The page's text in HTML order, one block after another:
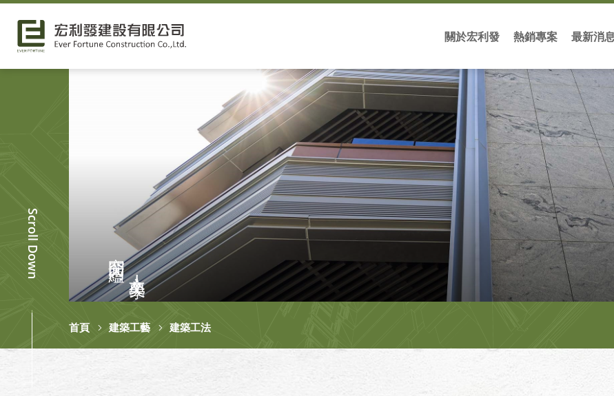
關於宏利發 熱銷專案 最新消
人文美學
首頁 建築工藝 建築工法
Scroll Down